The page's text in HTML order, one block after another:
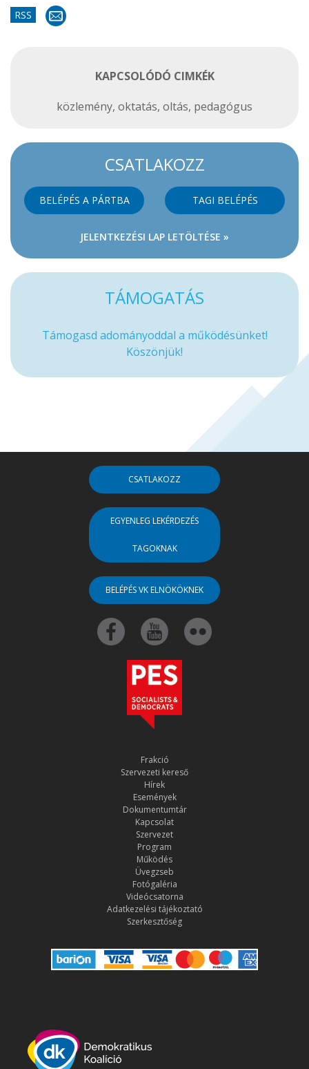
RSS
KAPCSOLÓDÓ CIMKÉK
közlemény, oktatás, oltás, pedagógus
CSATLAKOZZ
BELÉPÉS A PÁRTBA TAGI BELÉPÉS
JELENTKEZÉSI LAP LETÖLTÉSE »
TÁMOGATÁS
Támogasd adományoddal a működésünket!
Köszönjük!
CSATLAKOZZ
EGYENLEG LEKÉRDEZÉS
TAGOKNAK
BELÉPÉS VK ELNÖKÖKNEK
Frakció
Szervezeti kereső
Hírek
Események
Dokumentumtár
Kapcsolat
Szervezet
Program
Működés
Üvegzseb
Fotógaléria
Videócsatorna
Adatkezelési tájékoztató
Szerkesztőség